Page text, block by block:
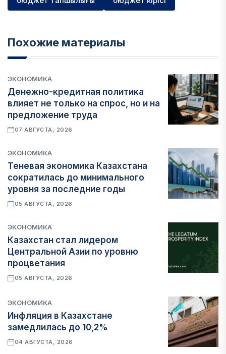
Похожие материалы
ЭКОНОМИКА
Денежно-кредитная политика
влияет не только на спрос, но и на
предложение труда
07 АВГУСТА, 2026
ЭКОНОМИКА
Теневая экономика Казахстана
сократилась до минимального
уровня за последние годы
05 АВГУСТА, 2026
ЭКОНОМИКА
Казахстан стал лидером
Центральной Азии по уровню
процветания
05 АВГУСТА, 2026
ЭКОНОМИКА
Инфляция в Казахстане
замедлилась до 10,2%
04 АВГУСТА, 2026